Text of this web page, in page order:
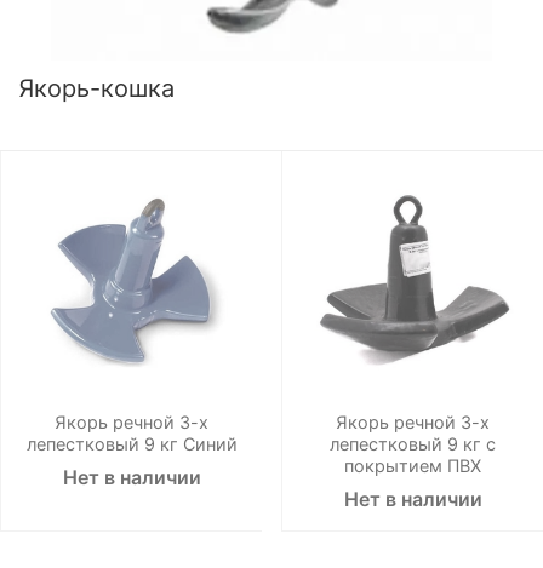
Якорь-кошка
Якорь речной 3-х
лепестковый 9 кг Синий
Нет в наличии
Якорь речной 3-х
лепестковый 9 кг с
покрытием ПВХ
Нет в наличии